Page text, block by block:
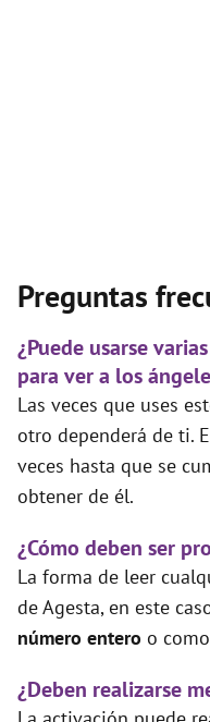
Preguntas
¿Puede usarse
para ver a los
Las veces que uses
otro dependerá de ti.
veces hasta que se
obtener de él.
¿Cómo deben ser
La forma de leer
de Agesta, en este
número entero o como
¿Deben realizarse